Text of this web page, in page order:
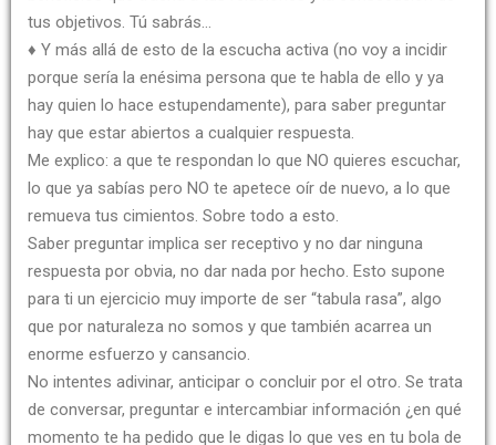
tus objetivos. Tú sabrás…
♦ Y más allá de esto de la escucha activa (no voy a incidir
porque sería la enésima persona que te habla de ello y ya
hay quien lo hace estupendamente), para saber preguntar
hay que estar abiertos a cualquier respuesta.
Me explico: a que te respondan lo que NO quieres escuchar,
lo que ya sabías pero NO te apetece oír de nuevo, a lo que
remueva tus cimientos. Sobre todo a esto.
Saber preguntar implica ser receptivo y no dar ninguna
respuesta por obvia, no dar nada por hecho. Esto supone
para ti un ejercicio muy importe de ser “tabula rasa”, algo
que por naturaleza no somos y que también acarrea un
enorme esfuerzo y cansancio.
No intentes adivinar, anticipar o concluir por el otro. Se trata
de conversar, preguntar e intercambiar información ¿en qué
momento te ha pedido que le digas lo que ves en tu bola de